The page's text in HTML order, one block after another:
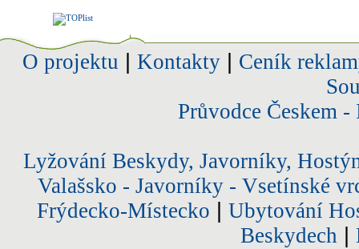
O projektu Kontakty| Ceník
Průvodce Českem
Lyžování Beskydy, Javorníky,
Valašsko - Javorníky - Vsetínské
Frýdecko-Místecko
Ubytování
Beskydech